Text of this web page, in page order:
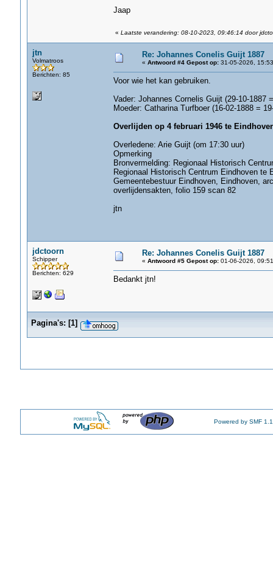
Jaap
« Laatste verandering: 08-10-2023, 09:46:14 door
jtn
Volmatroos
Berichten: 85
Re: Johannes Conelis Guijt 1887
« Antwoord #4 Gepost op:31-05-2026,
Voor wie het kan gebruiken.
Vader: Johannes Cornelis Guijt (29-10-1887
Moeder: Catharina Turfboer (16-02-1888 =
Overlijden op 4 februari 1946 te
Overledene: Arie Guijt (om 17:30 uur)
Opmerking
Bronvermelding: Regionaal Historisch
Regionaal Historisch Centrum Eindhoven te
Gemeentebestuur Eindhoven, Eindhoven,
overlijdensakten, folio 159 scan 82
jtn
jdctoorn
Schipper
Berichten: 629
Re: Johannes Conelis Guijt 1887
« Antwoord #5 Gepost op:01-06-2026,
Bedankt jtn!
Pagina's: [1]
Powered by SMF